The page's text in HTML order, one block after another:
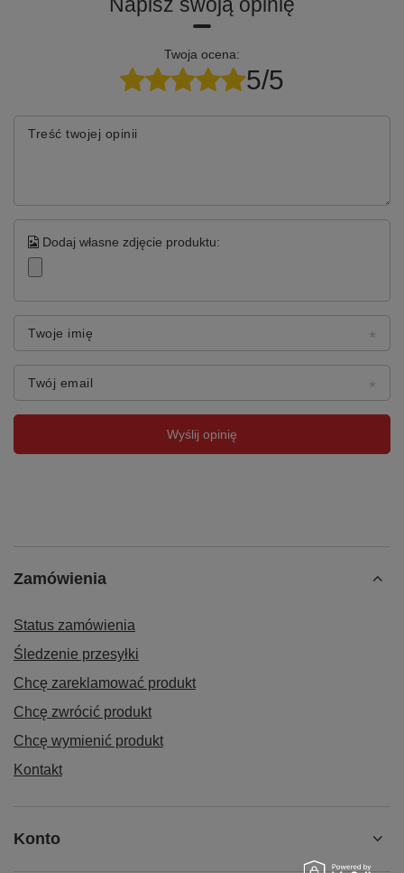
Twoja ocena:
5/5
Treść twojej opinii
Dodaj własne zdjęcie produktu:
Twoje imię
Twój email
Wyślij opinię
Zamówienia
Status zamówienia
Śledzenie przesyłki
Chcę zareklamować produkt
Chcę zwrócić produkt
Chcę wymienić produkt
Kontakt
Konto